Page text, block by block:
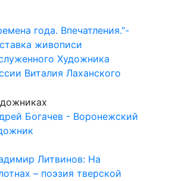
года. Впечатления."-
живописи
Художника
Виталия Лаханского
Богачев - Воронежский
Литвинов: На
– поэзия тверской